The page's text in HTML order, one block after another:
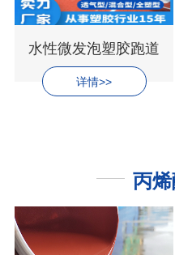
水性微发泡塑胶跑道
详情>>
丙